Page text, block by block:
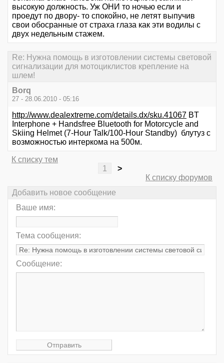
высокую должность. Уж ОНИ то ночью если и
проедут по двору- то спокойно, не летят выпучив
свои обосранные от страха глаза как эти водилы с
двух недельным стажем.
Re: Нужна помощь в изготовлении системы световой
сигнализации для мотоциклистов крепление на
шлем!
Borq
27 - 28.06.2010 - 05:16
http://www.dealextreme.com/details.dx/sku.41067 BT
Interphone + Handsfree Bluetooth for Motorcycle and
Skiing Helmet (7-Hour Talk/100-Hour Standby) блутуз с
возможностью интеркома на 500м.
К списку тем
1
>
К списку форумов
Добавить новое сообщение
Ваше имя:
Тема сообщения:
Сообщение: